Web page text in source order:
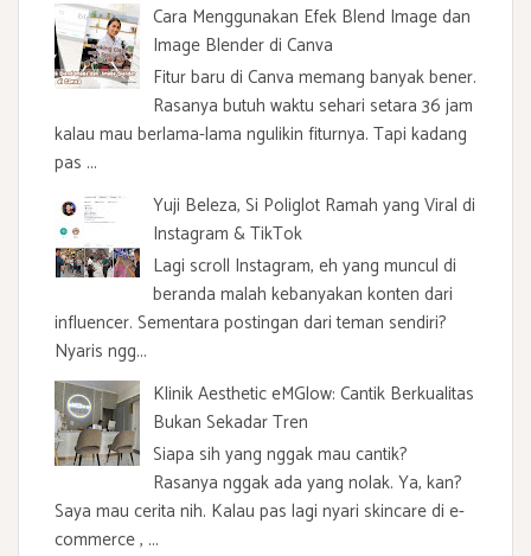
Cara Menggunakan Efek Blend Image dan
Image Blender di Canva
Fitur baru di Canva memang banyak bener.
Rasanya butuh waktu sehari setara 36 jam
kalau mau berlama-lama ngulikin fiturnya. Tapi kadang
pas ...
Yuji Beleza, Si Poliglot Ramah yang Viral di
Instagram & TikTok
Lagi scroll Instagram, eh yang muncul di
beranda malah kebanyakan konten dari
influencer. Sementara postingan dari teman sendiri?
Nyaris ngg...
Klinik Aesthetic eMGlow: Cantik Berkualitas
Bukan Sekadar Tren
Siapa sih yang nggak mau cantik?
Rasanya nggak ada yang nolak. Ya, kan?
Saya mau cerita nih. Kalau pas lagi nyari skincare di e-
commerce , ...